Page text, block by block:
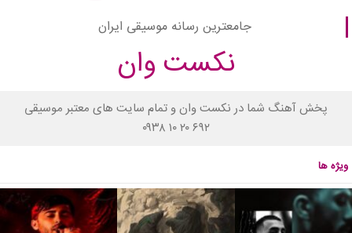
جامعترین رسانه موسیقی ایران
نکست وان
پخش آهنگ شما در نکست وان و تمام سایت های معتبر موسیقی
۰۹۳۸ ۱۰ ۲۰ ۶۹۲
ویژه ها